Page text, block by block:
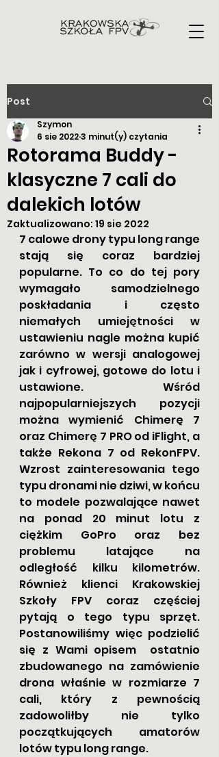
Post
Rotorama Buddy -
klasyczne 7 cali do
dalekich lotów
Szymon
6 sie 20223 minut(y) czytania
Zaktualizowano: 19 sie 2022
7 calowe drony typu long range
stają się coraz bardziej
popularne. To co do tej pory
wymagało samodzielnego
poskładania i często
niemałych umiejętności w
ustawieniu nagle można kupić
zarówno w wersji analogowej
jak i cyfrowej, gotowe do lotu i
ustawione. Wśród
najpopularniejszych pozycji
można wymienić Chimerę 7
oraz Chimerę 7 PRO od iFlight, a
także Rekona 7 od RekonFPV.
Wzrost zainteresowania tego
typu dronami nie dziwi, w końcu
to modele pozwalające nawet
na ponad 20 minut lotu z
ciężkim GoPro oraz bez
problemu latające na
odległość kilku kilometrów.
Również klienci Krakowskiej
Szkoły FPV coraz częściej
pytają o tego typu sprzęt.
Postanowiliśmy więc podzielić
się z Wami opisem  ostatnio
zbudowanego na zamówienie
drona właśnie w rozmiarze 7
cali, który z pewnością
zadowoliłby nie tylko
początkujących amatorów
lotów typu long range.